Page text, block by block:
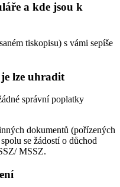
a kde jsou k
tiskopisu) s vámi sepíše
lze uhradit
správní poplatky
dokumentů (pořízených
se žádostí o důchod
MSSZ.